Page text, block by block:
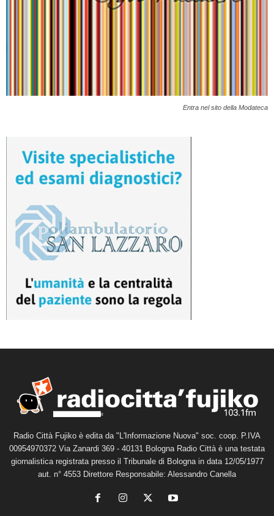
Entra nel sito della Modateca
Radio Città Fujiko è edita da "L'Informazione Nuova" soc. coop. P.IVA
00954970372 Via Zanardi 369 - 40131 Bologna Radio Città è una testata
giornalistica registrata presso il Tribunale di Bologna in data 12/05/1977
aut. n° 4553 Direttore Responsabile: Alessandro Canella